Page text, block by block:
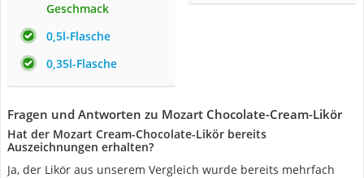
Geschmack
0,5l-Flasche
0,35l-Flasche
Fragen und Antworten zu Mozart Chocolate-Cream-Likör
Hat der Mozart Cream-Chocolate-Likör bereits
Auszeichnungen erhalten?
Ja, der Likör aus unserem Vergleich wurde bereits mehrfach